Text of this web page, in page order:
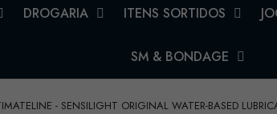
DROGARIA ITENS SORTIDOS
SM & BONDAGE
- SENSILIGHT ORIGINAL WATER-BASED